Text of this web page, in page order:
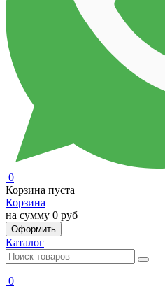
0
Корзина пуста
Корзина
на сумму 0 руб
Оформить
Каталог
0